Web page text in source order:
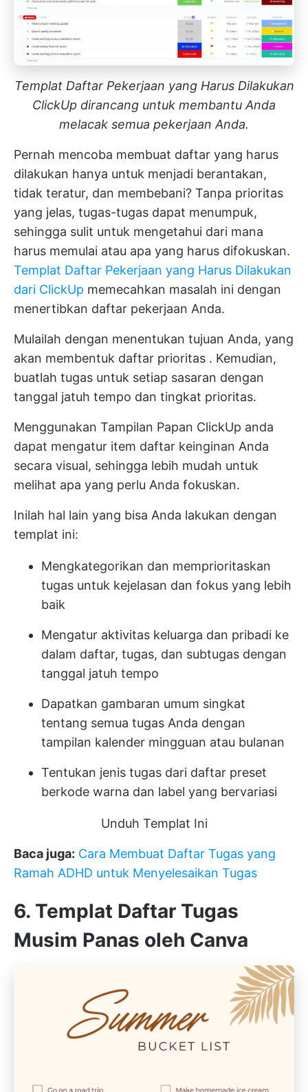
Templat Daftar Pekerjaan yang Harus Dilakukan
ClickUp dirancang untuk membantu Anda
melacak semua pekerjaan Anda.
Pernah mencoba membuat daftar yang harus
dilakukan hanya untuk menjadi berantakan,
tidak teratur, dan membebani? Tanpa prioritas
yang jelas, tugas-tugas dapat menumpuk,
sehingga sulit untuk mengetahui dari mana
harus memulai atau apa yang harus difokuskan.
Templat Daftar Pekerjaan yang Harus Dilakukan
dari ClickUp memecahkan masalah ini dengan
menertibkan daftar pekerjaan Anda.
Mulailah dengan menentukan tujuan Anda, yang
akan membentuk daftar prioritas . Kemudian,
buatlah tugas untuk setiap sasaran dengan
tanggal jatuh tempo dan tingkat prioritas.
Menggunakan Tampilan Papan ClickUp anda
dapat mengatur item daftar keinginan Anda
secara visual, sehingga lebih mudah untuk
melihat apa yang perlu Anda fokuskan.
Inilah hal lain yang bisa Anda lakukan dengan
templat ini:
Mengkategorikan dan memprioritaskan
tugas untuk kejelasan dan fokus yang lebih
baik
Mengatur aktivitas keluarga dan pribadi ke
dalam daftar, tugas, dan subtugas dengan
tanggal jatuh tempo
Dapatkan gambaran umum singkat
tentang semua tugas Anda dengan
tampilan kalender mingguan atau bulanan
Tentukan jenis tugas dari daftar preset
berkode warna dan label yang bervariasi
Unduh Templat Ini
Baca juga: Cara Membuat Daftar Tugas yang
Ramah ADHD untuk Menyelesaikan Tugas
6. Templat Daftar Tugas
Musim Panas oleh Canva